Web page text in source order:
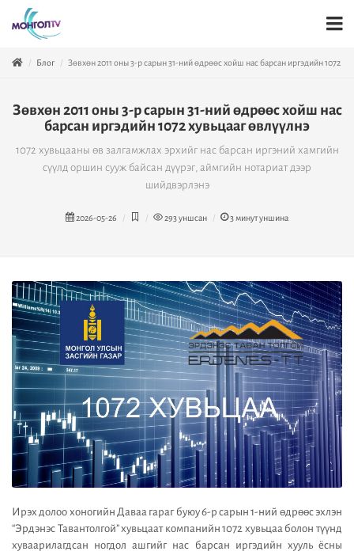
Блог Зөвхөн 2011 оны 3-р сарын 31-ний өдрөөс хойш нас барсан иргэдийн 1072
Зөвхөн 2011 оны 3-р сарын 31-ний өдрөөс хойш нас
барсан иргэдийн 1072 хувьцааг өвлүүлнэ
1072 хувьцааны өв залгамжлах эрхийг нас барсан иргэний хамгийн
сүүлд оршин сууж байсан дүүрэг, аймгийн нотариат дээр
шийдвэрлэнэ
2026-05-26 293уншсан 3 минут уншина
Ирэх долоо хоногийн Даваа гараг буюу 6-р сарын 1-ний өдрөөс эхлэн
“Эрдэнэс Тавантолгой” хувьцаат компанийн 1072 хувьцаа болон түүнд
хуваарилагдсан ногдол ашгийг нас барсан иргэдийн хууль ёсны